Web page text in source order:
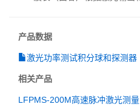
产品数据
激光功率测试积分球和探测器
相关产品
LFPMS-200M高速脉冲激光测